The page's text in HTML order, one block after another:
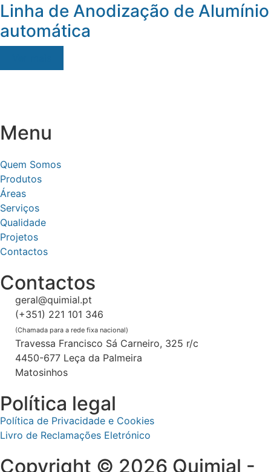
Linha de Anodização de Alumínio
automática
Menu
Quem Somos
Produtos
Áreas
Serviços
Qualidade
Projetos
Contactos
Contactos
geral@quimial.pt
(+351) 221 101 346
(Chamada para a rede fixa nacional)
Travessa Francisco Sá Carneiro, 325 r/c
4450-677 Leça da Palmeira
Matosinhos
Política legal
Política de Privacidade e Cookies
Livro de Reclamações Eletrónico
Copyright © 2026 Quimial -